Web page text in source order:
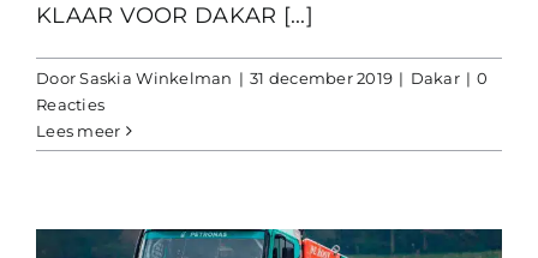
KLAAR VOOR DAKAR [...]
DoorSaskia Winkelman | 31 december 2019 | Dakar | 0
Reacties
Lees meer